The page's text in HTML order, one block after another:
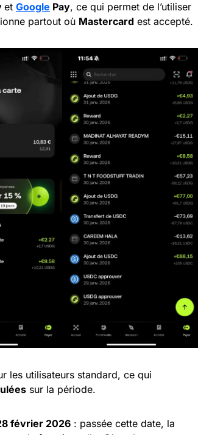
et Google Pay, ce qui permet de l’utiliser
partout où Mastercard est accepté.
les utilisateurs standard, ce qui
sur la période.
février 2026 : passée cette date, la